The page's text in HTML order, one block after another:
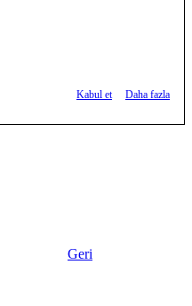
Kabul et
Daha fazla
Geri